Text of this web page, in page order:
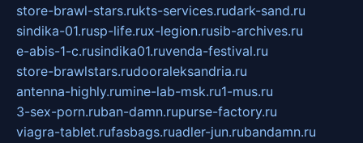
store-brawl-stars.rukts-services.rudark-sand.ru
sindika-01.rusp-life.rux-legion.rusib-archives.ru
e-abis-1-c.rusindika01.ruvenda-festival.ru
store-brawlstars.rudooraleksandria.ru
antenna-highly.rumine-lab-msk.ru1-mus.ru
3-sex-porn.ruban-damn.rupurse-factory.ru
viagra-tablet.rufasbags.ruadler-jun.rubandamn.ru